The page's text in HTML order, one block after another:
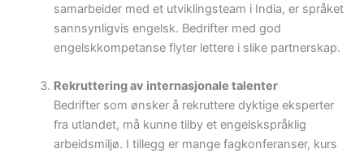
samarbeider med et utviklingsteam i India, er språket
sannsynligvis engelsk. Bedrifter med god
engelskkompetanse flyter lettere i slike partnerskap.
Rekruttering av internasjonale talenter
Bedrifter som ønsker å rekruttere dyktige eksperter
fra utlandet, må kunne tilby et engelskspråklig
arbeidsmiljø. I tillegg er mange fagkonferanser, kurs